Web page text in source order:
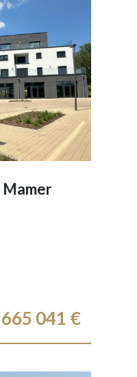
Mamer
665 041 €